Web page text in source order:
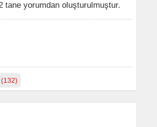
tane yorumdan oluşturulmuştur.